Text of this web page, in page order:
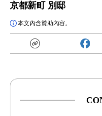
京都新町 別邸
本文內含贊助內容。